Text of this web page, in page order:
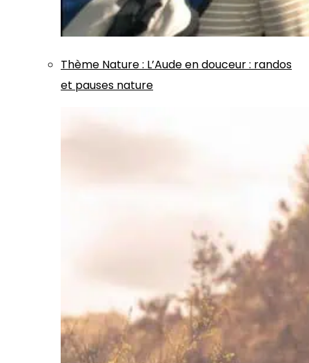
Thème Nature: L’Aude en douceur : randos
et pauses nature